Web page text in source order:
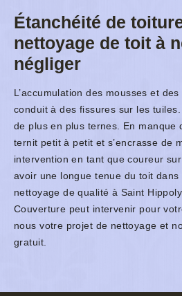
Étanchéité de
nettoyage de toit à
négliger
L’accumulation des mousses et
conduit à des fissures sur les
de plus en plus ternes. En manque
ternit petit à petit et s’encrasse de
intervention en tant que coureur
avoir une longue tenue du toit dans
nettoyage de qualité à Saint
Couverture peut intervenir pour
nous votre projet de nettoyage et
gratuit.